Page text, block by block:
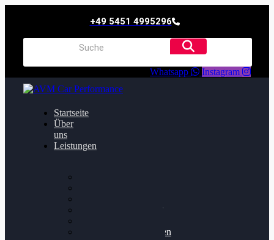
+49 5451 4995296
Whatsapp Instagram
Startseite
Über
uns
Leistungen
Getriebeoptimierung
Bremsscheiben planen